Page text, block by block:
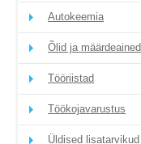
Autokeemia
Õlid ja määrdeained
Tööriistad
Töökojavarustus
Üldised lisatarvikud